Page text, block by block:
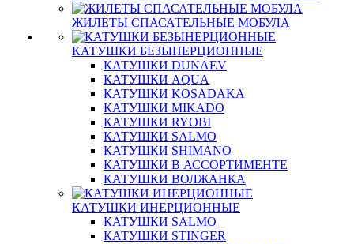
ЖИЛЕТЫ СПАСАТЕЛЬНЫЕ МОБУЛА
КАТУШКИ БЕЗЫНЕРЦИОННЫЕ
КАТУШКИ DUNAEV
КАТУШКИ AQUA
КАТУШКИ KOSADAKA
КАТУШКИ MIKADO
КАТУШКИ RYOBI
КАТУШКИ SALMO
КАТУШКИ SHIMANO
КАТУШКИ В АССОРТИМЕНТЕ
КАТУШКИ ВОЛЖАНКА
КАТУШКИ ИНЕРЦИОННЫЕ
КАТУШКИ SALMO
КАТУШКИ STINGER